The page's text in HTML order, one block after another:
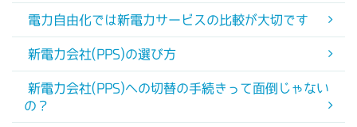
電力自由化では新電力サービスの比較が大切です
新電力会社(PPS)の選び方
新電力会社(PPS)への切替の手続きって面倒じゃない
の？